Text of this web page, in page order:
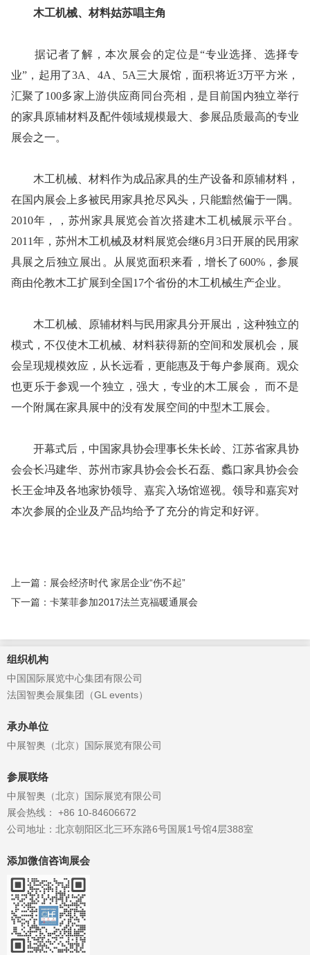
木工机械、材料姑苏唱主角
据记者了解，本次展会的定位是“专业选择、选择专
业”，起用了3A、4A、5A三大展馆，面积将近3万平方米，
汇聚了100多家上游供应商同台亮相，是目前国内独立举行
的家具原辅材料及配件领域规模最大、参展品质最高的专业
展会之一。
木工机械、材料作为成品家具的生产设备和原辅材料，
在国内展会上多被民用家具抢尽风头，只能黯然偏于一隅。
2010年，，苏州家具展览会首次搭建木工机械展示平台。
2011年，苏州木工机械及材料展览会继6月3日开展的民用家
具展之后独立展出。从展览面积来看，增长了600%，参展
商由伦教木工扩展到全国17个省份的木工机械生产企业。
木工机械、原辅材料与民用家具分开展出，这种独立的
模式，不仅使木工机械、材料获得新的空间和发展机会，展
会呈现规模效应，从长远看，更能惠及于每户参展商。观众
也更乐于参观一个独立，强大，专业的木工展会， 而不是
一个附属在家具展中的没有发展空间的中型木工展会。
开幕式后，中国家具协会理事长朱长岭、江苏省家具协
会会长冯建华、苏州市家具协会会长石磊、蠡口家具协会会
长王金坤及各地家协领导、嘉宾入场馆巡视。领导和嘉宾对
本次参展的企业及产品均给予了充分的肯定和好评。
上一篇：展会经济时代 家居企业“伤不起”
下一篇：卡莱菲参加2017法兰克福暖通展会
组织机构
中国国际展览中心集团有限公司
法国智奥会展集团（GL events）
承办单位
中展智奥（北京）国际展览有限公司
参展联络
中展智奥（北京）国际展览有限公司
展会热线： +86 10-84606672
公司地址：北京朝阳区北三环东路6号国展1号馆4层388室
添加微信咨询展会